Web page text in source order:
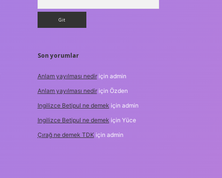
Son yorumlar
Anlam yayılması nediriçin admin
Anlam yayılması nediriçin Özden
Ingilizce Betipul ne demek için admin
Ingilizce Betipul ne demek için Yüce
Çırağ ne demek TDKiçin admin